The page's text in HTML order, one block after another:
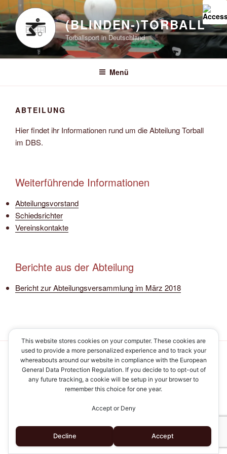
Zum
Inhalt
springen
(BLINDEN-)TORBALL
Torballsport in Deutschland
Menü
ABTEILUNG
Hier findet ihr Informationen rund um die Abteilung Torball
im DBS.
Weiterführende Informationen
Abteilungsvorstand
Schiedsrichter
Vereinskontakte
Berichte aus der Abteilung
Bericht zur Abteilungsversammlung im März 2018
Impressum/Datenschutz
Mit Stolz präsentiert von
WordPress
This website stores cookies on your computer. These cookies are
used to provide a more personalized experience and to track your
whereabouts around our website in compliance with the European
General Data Protection Regulation. If you decide to to opt-out of
any future tracking, a cookie will be setup in your browser to
remember this choice for one year.
Accept or Deny
Decline Accept